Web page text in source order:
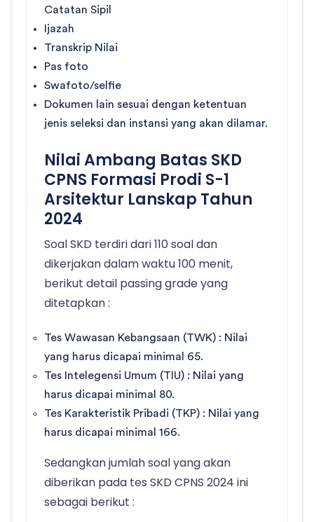
Catatan Sipil
Ijazah
Transkrip Nilai
Pas foto
Swafoto/selfie
Dokumen lain sesuai dengan ketentuan
jenis seleksi dan instansi yang akan dilamar.
Nilai Ambang Batas SKD
CPNS Formasi Prodi S-1
Arsitektur Lanskap Tahun
2024
Soal SKD terdiri dari 110 soal dan
dikerjakan dalam waktu 100 menit,
berikut detail passing grade yang
ditetapkan :
Tes Wawasan Kebangsaan (TWK) : Nilai
yang harus dicapai minimal 65.
Tes Intelegensi Umum (TIU) : Nilai yang
harus dicapai minimal 80.
Tes Karakteristik Pribadi (TKP) : Nilai yang
harus dicapai minimal 166.
Sedangkan jumlah soal yang akan
diberikan pada tes SKD CPNS 2024 ini
sebagai berikut :